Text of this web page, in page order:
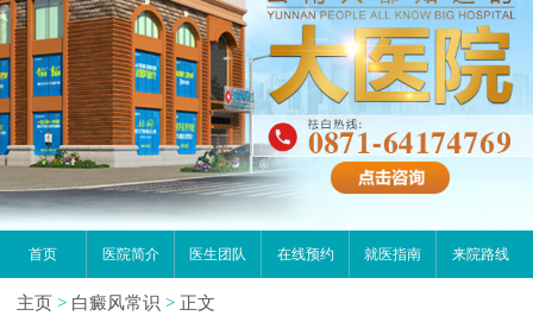
首页 医院简介 医生团队 在线预约 就医指南 来院路线
主页 > 白癜风常识 > 正文